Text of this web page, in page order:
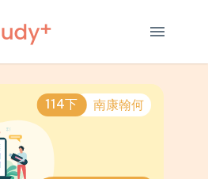
menu
114下 南康翰何